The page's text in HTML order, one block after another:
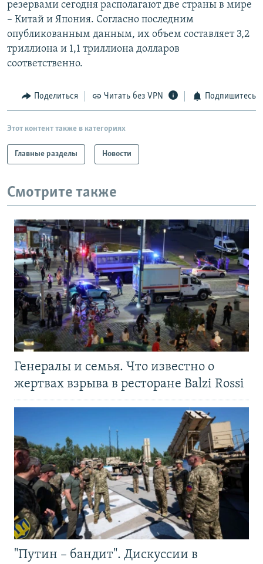
ПОДПИШИТЕСЬ НА РАССЫЛКУ
СОЦИАЛЬНЫЕ СЕТИ
Все сайты РСЕ/РС
резервами сегодня располагают две страны в мире
– Китай и Япония. Согласно последним
опубликованным данным, их объем составляет 3,2
триллиона и 1,1 триллиона долларов
соответственно.
Поделиться Читать без VPN Подпишитесь
Этот контент также в категориях
Главные разделы Новости
Смотрите также
Генералы и семья. Что известно о
жертвах взрыва в ресторане Balzi Rossi
"Путин – бандит". Дискуссии в